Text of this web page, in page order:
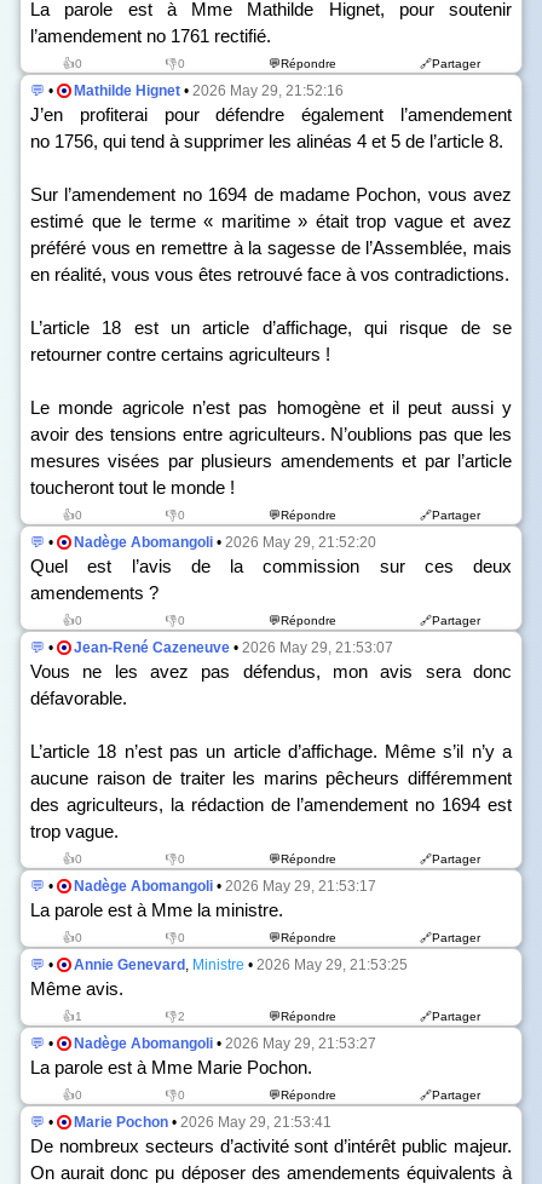
La parole est à Mme Mathilde Hignet, pour soutenir
l’amendement no 1761 rectifié.
👍0 👎0 💬Répondre 🔗Partager
💬 • Mathilde Hignet • 2026 May 29, 21:52:16
J’en profiterai pour défendre également l’amendement
no 1756, qui tend à supprimer les alinéas 4 et 5 de l’article 8.
Sur l’amendement no1694 de madame Pochon, vous avez
estimé que le terme « maritime » était trop vague et avez
préféré vous en remettre à la sagesse de l’Assemblée, mais
en réalité, vous vous êtes retrouvé face à vos contradictions.
L’article 18 est un article d’affichage, qui risque de se
retourner contre certains agriculteurs !
Le monde agricole n’est pas homogène et il peut aussi y
avoir des tensions entre agriculteurs. N’oublions pas que les
mesures visées par plusieurs amendements et par l’article
toucheront tout le monde !
👍0 👎0 💬Répondre 🔗Partager
💬 • Nadège Abomangoli • 2026 May 29, 21:52:20
Quel est l’avis de la commission sur ces deux
amendements ?
👍0 👎0 💬Répondre 🔗Partager
💬 • Jean-René Cazeneuve • 2026 May 29, 21:53:07
Vous ne les avez pas défendus, mon avis sera donc
défavorable.
L’article 18 n’est pas un article d’affichage. Même s’il n’y a
aucune raison de traiter les marins pêcheurs différemment
des agriculteurs, la rédaction de l’amendement no 1694 est
trop vague.
👍0 👎0 💬Répondre 🔗Partager
💬 • Nadège Abomangoli • 2026 May 29, 21:53:17
La parole est à Mme la ministre.
👍0 👎0 💬Répondre 🔗Partager
💬 • Annie Genevard , Ministre • 2026 May 29, 21:53:25
Même avis.
👍1 👎2 💬Répondre 🔗Partager
💬 • Nadège Abomangoli • 2026 May 29, 21:53:27
La parole est à Mme Marie Pochon.
👍0 👎0 💬Répondre 🔗Partager
💬 • Marie Pochon • 2026 May 29, 21:53:41
De nombreux secteurs d’activité sont d’intérêt public majeur.
On aurait donc pu déposer des amendements équivalents à